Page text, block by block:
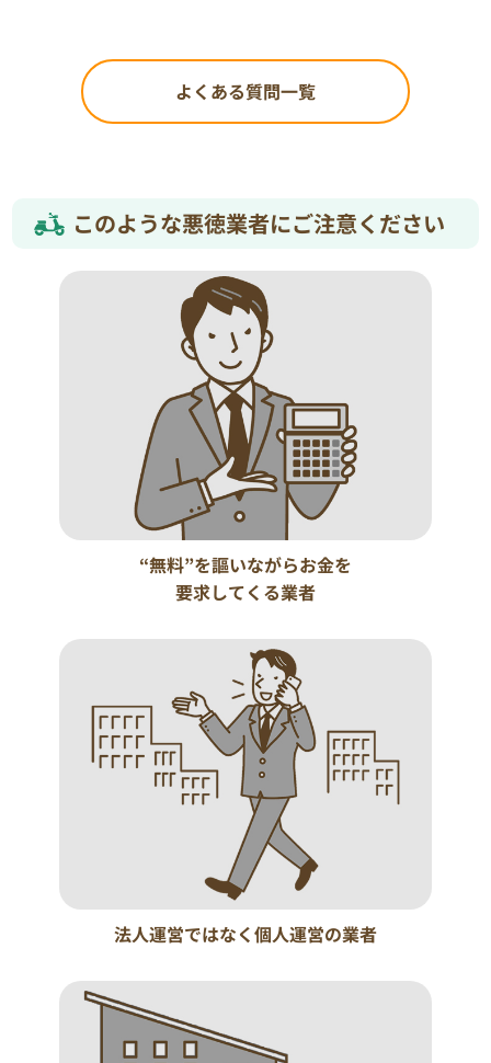
よくある質問一覧
このような悪徳業者にご注意ください
“無料”を謳いながらお金を
要求してくる業者
法人運営ではなく個人運営の業者